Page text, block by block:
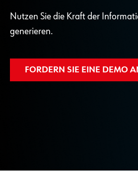
Nutzen Sie die Kraft der
generieren.
FORDERN SIE EINE DEMO